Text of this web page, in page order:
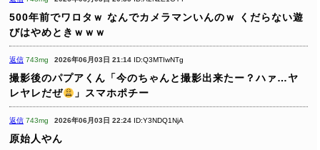
500年前でワロタｗ なんでカメラマンいんのｗ
くだらない遊
びはやめときｗｗｗ
返信 743mg 2026年06月03日 21:14 ID:Q3MTIwNTg
撮影後のパプアくん「今のちゃんと撮影出来たー？ハァ…ヤ
レヤレだぜ
」スマホポチー
返信 743mg 2026年06月03日 22:24 ID:Y3NDQ1NjA
原始人やん